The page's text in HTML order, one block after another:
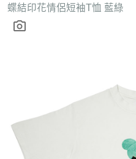
蝶結印花情侶短袖T恤 藍綠